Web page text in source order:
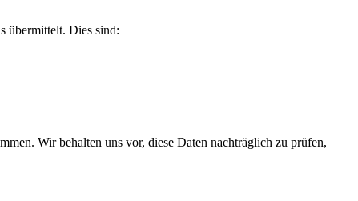
übermittelt. Dies sind:
Wir behalten uns vor, diese Daten nachträglich zu prüfen,